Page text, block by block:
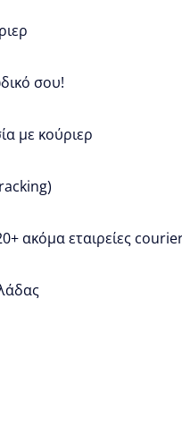
σου!
με κούριερ
ακόμα εταιρείες